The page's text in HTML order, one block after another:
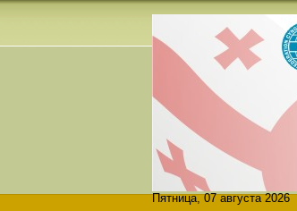
Пятница, 07 августа 2026